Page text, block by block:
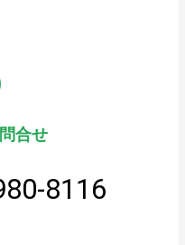
合せ
8116